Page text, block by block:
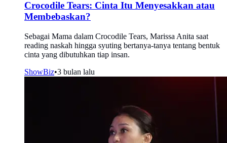
Crocodile Tears: Cinta Itu Menyesakkan atau
Membebaskan?
Sebagai Mama dalam Crocodile Tears, Marissa Anita saat
reading naskah hingga syuting bertanya-tanya tentang bentuk
cinta yang dibutuhkan tiap insan.
ShowBiz•3 bulan lalu